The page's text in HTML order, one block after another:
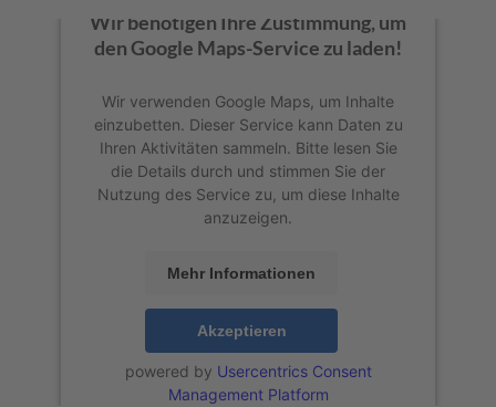
Wir benötigen Ihre Zustimmung, um
den Google Maps-Service zu laden!
Wir verwenden Google Maps, um Inhalte
einzubetten. Dieser Service kann Daten zu
Ihren Aktivitäten sammeln. Bitte lesen Sie
die Details durch und stimmen Sie der
Nutzung des Service zu, um diese Inhalte
anzuzeigen.
Mehr Informationen
Akzeptieren
powered by Usercentrics Consent
Management Platform